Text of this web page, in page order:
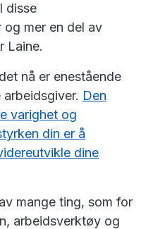
disse
og mer en del av
Laine.
nå er enestående
Den
varighet og
din er å
dine
mange ting, som for
arbeidsverktøy og